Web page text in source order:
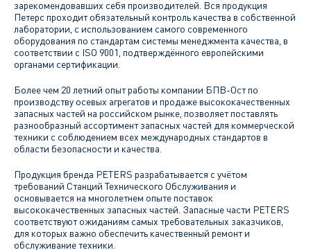
зарекомендовавших себя производителей. Вся продукция
Петерс проходит обязательный контроль качества в собственной
лаборатории, с использованием самого современного
оборудования по стандартам системы менеджмента качества, в
соответствии с ISO 9001, подтверждённого европейскими
органами сертификации.
Более чем 20 летний опыт работы компании БПВ-Ост по
производству осевых агрегатов и продаже высококачественных
запасных частей на российском рынке, позволяет поставлять
разнообразный ассортимент запасных частей для коммерческой
техники с соблюдением всех международных стандартов в
области безопасности и качества.
Продукция бренда PETERS разрабатывается с учётом
требований Станций Технического Обслуживания и
основывается на многолетнем опыте поставок
высококачественных запасных частей. Запасные части PETERS
соответствуют ожиданиям самых требовательных заказчиков,
для которых важно обеспечить качественный ремонт и
обслуживание техники.